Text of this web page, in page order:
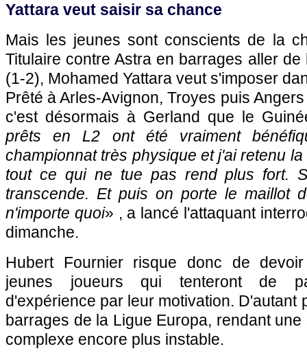
Yattara veut saisir sa chance
Mais les jeunes sont conscients de la
Titulaire contre Astra en barrages aller
(1-2), Mohamed Yattara veut s'imposer
Prêté à Arles-Avignon, Troyes puis
c'est désormais à Gerland que le
prêts en L2 ont été vraiment
championnat très physique et j'ai retenu
tout ce qui ne tue pas rend plus fort.
transcende. Et puis on porte le maillot
n'importe quoi» , a lancé l'attaquant
dimanche.
Hubert Fournier risque donc de
jeunes joueurs qui tenteront de
d'expérience par leur motivation. D'autant
barrages de la Ligue Europa, rendant
complexe encore plus instable.